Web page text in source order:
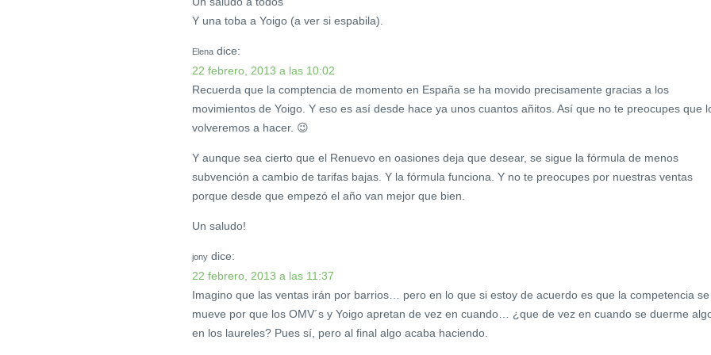
Y una toba a Yoigo (a ver si espabila).
Elena dice:
22 febrero, 2013 a las 10:02
Recuerda que la comptencia de momento en España se ha movido precisamente gracias a los
movimientos de Yoigo. Y eso es así desde hace ya unos cuantos añitos. Así que no te preocupes que
volveremos a hacer. 😉
Y aunque sea cierto que el Renuevo en oasiones deja que desear, se sigue la fórmula de menos
subvención a cambio de tarifas bajas. Y la fórmula funciona. Y no te preocupes por nuestras ventas
porque desde que empezó el año van mejor que bien.
Un saludo!
jony dice:
22 febrero, 2013 a las 11:37
Imagino que las ventas irán por barrios… pero en lo que si estoy de acuerdo es que la competencia se
mueve por que los OMV´s y Yoigo apretan de vez en cuando… ¿que de vez en cuando se duerme
en los laureles? Pues sí, pero al final algo acaba haciendo.